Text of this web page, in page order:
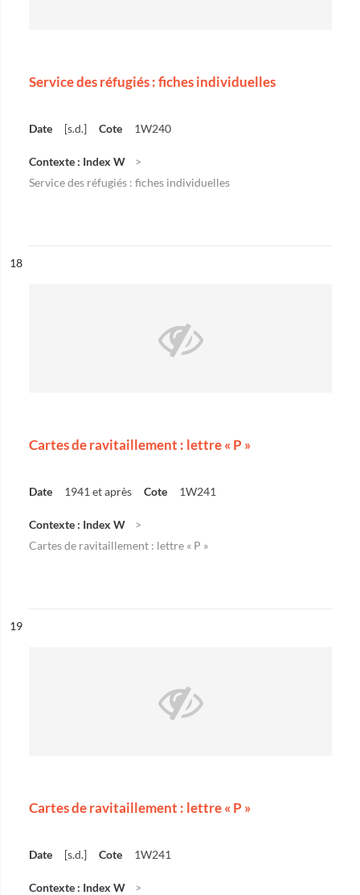
Service des réfugiés : fiches individuelles
Date [s.d.] Cote 1W240
Contexte : Index W
Service des réfugiés : fiches individuelles
n°
18
Cartes de ravitaillement : lettre « P »
Date 1941 et après Cote 1W241
Contexte : Index W
Cartes de ravitaillement : lettre « P »
n°
19
Cartes de ravitaillement : lettre « P »
Date [s.d.] Cote 1W241
Contexte : Index W